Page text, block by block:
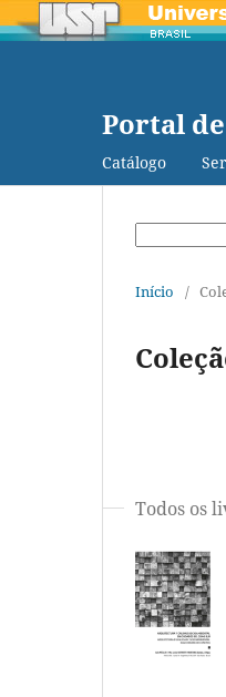
Portal
Catálogo
Início /
Todos os